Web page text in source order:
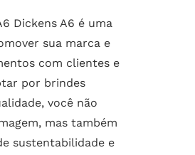
Dickens A6 é uma
sua marca e
com clientes e
por brindes
você não
mas também
sustentabilidade e